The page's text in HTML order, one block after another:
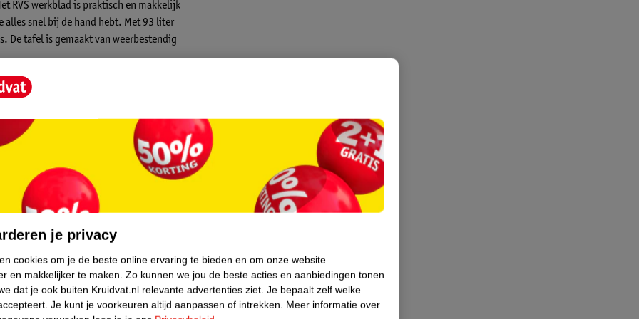
RVS werkblad is praktisch en makkelijk
alles snel bij de hand hebt. Met 93 liter
De tafel is gemaakt van weerbestendig
je privacy
cookies om je de beste online ervaring te bieden en om onze website
en makkelijker te maken. Zo kunnen we jou de beste acties en aanbiedingen tonen
dat je ook buiten Kruidvat.nl relevante advertenties ziet. Je bepaalt zelf welke
Je kunt je voorkeuren altijd aanpassen of intrekken. Meer informatie over